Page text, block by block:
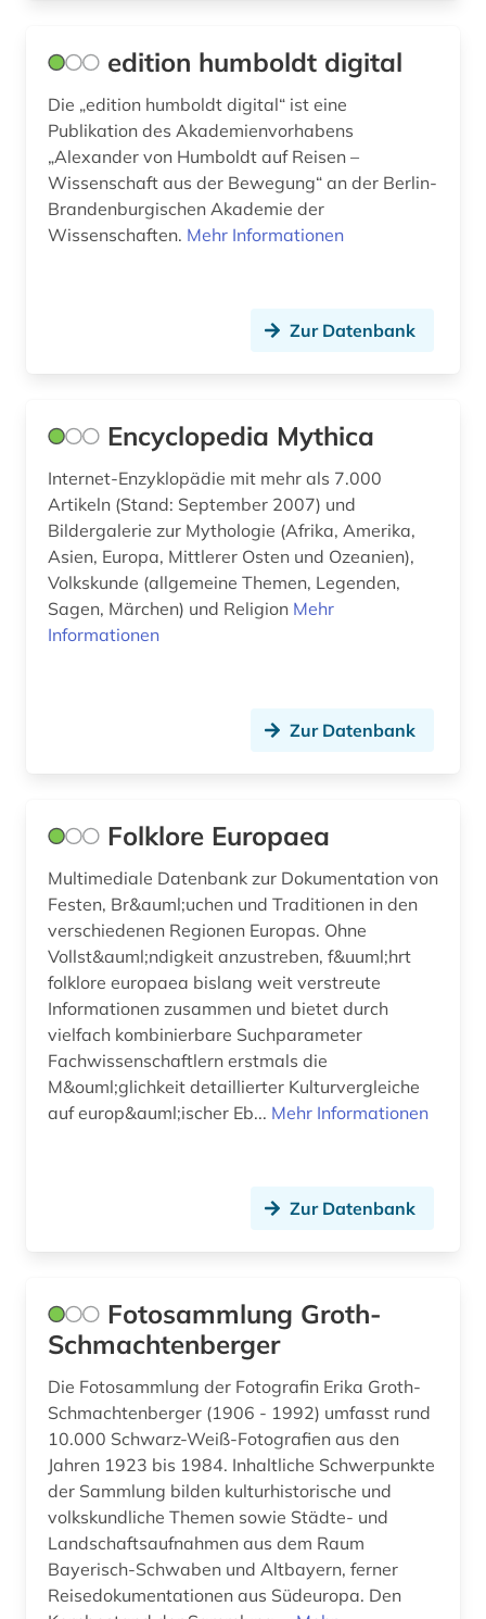
edition humboldt digital
Die „edition humboldt digital“ ist eine
Publikation des Akademienvorhabens
„Alexander von Humboldt auf Reisen –
Wissenschaft aus der Bewegung“ an der Berlin-
Brandenburgischen Akademie der
Wissenschaften. Mehr Informationen
Zur Datenbank
Encyclopedia Mythica
Internet-Enzyklopädie mit mehr als 7.000
Artikeln (Stand: September 2007) und
Bildergalerie zur Mythologie (Afrika, Amerika,
Asien, Europa, Mittlerer Osten und Ozeanien),
Volkskunde (allgemeine Themen, Legenden,
Sagen, Märchen) und Religion Mehr
Informationen
Zur Datenbank
Folklore Europaea
Multimediale Datenbank zur Dokumentation von
Festen, Br&auml;uchen und Traditionen in den
verschiedenen Regionen Europas. Ohne
Vollst&auml;ndigkeit anzustreben, f&uuml;hrt
folklore europaea bislang weit verstreute
Informationen zusammen und bietet durch
vielfach kombinierbare Suchparameter
Fachwissenschaftlern erstmals die
M&ouml;glichkeit detaillierter Kulturvergleiche
auf europ&auml;ischer Eb... Mehr Informationen
Zur Datenbank
Fotosammlung Groth-
Schmachtenberger
Die Fotosammlung der Fotografin Erika Groth-
Schmachtenberger (1906 - 1992) umfasst rund
10.000 Schwarz-Weiß-Fotografien aus den
Jahren 1923 bis 1984. Inhaltliche Schwerpunkte
der Sammlung bilden kulturhistorische und
volkskundliche Themen sowie Städte- und
Landschaftsaufnahmen aus dem Raum
Bayerisch-Schwaben und Altbayern, ferner
Reisedokumentationen aus Südeuropa. Den